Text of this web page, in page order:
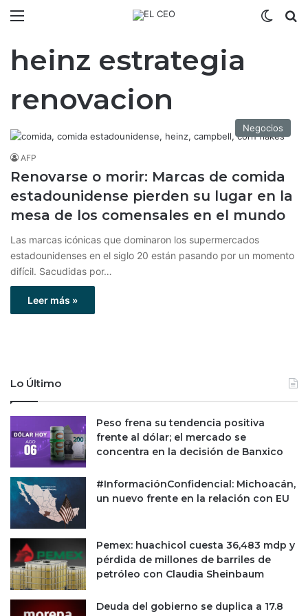
heinz estrategia
renovacion
Negocios
AFP
Renovarse o morir: Marcas de comida
estadounidense pierden su lugar en la
mesa de los comensales en el mundo
Las marcas icónicas que dominaron los supermercados
estadounidenses en el siglo 20 están pasando por un momento
difícil. Sacudidas por…
Leer más »
Lo Último
Peso frena su tendencia positiva
frente al dólar; el mercado se
concentra en la decisión de Banxico
#InformaciónConfidencial: Michoacán,
un nuevo frente en la relación con EU
Pemex: huachicol cuesta 36,483 mdp y
pérdida de millones de barriles de
petróleo con Claudia Sheinbaum
Deuda del gobierno se duplica a 17.8